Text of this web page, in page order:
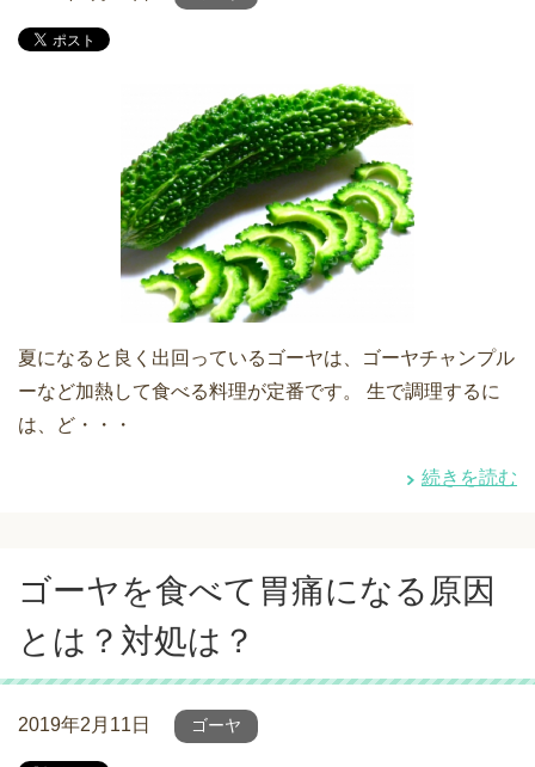
夏になると良く出回っているゴーヤは、ゴーヤチャンプル
ーなど加熱して食べる料理が定番です。 生で調理するに
は、ど・・・
続きを読む
ゴーヤを食べて胃痛になる原因
とは？対処は？
2019年2月11日 ゴーヤ